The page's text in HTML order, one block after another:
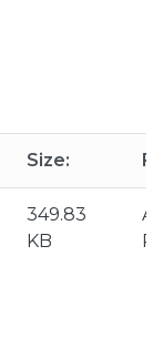
Size:
349.83
KB